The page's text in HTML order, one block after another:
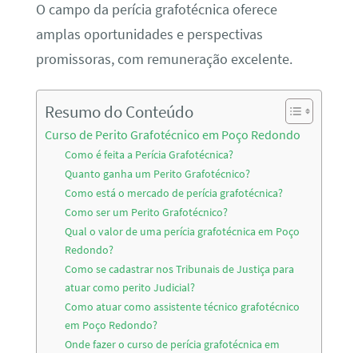
O campo da perícia grafotécnica oferece
amplas oportunidades e perspectivas
promissoras, com remuneração excelente.
Resumo do Conteúdo
Curso de Perito Grafotécnico em Poço Redondo
Como é feita a Perícia Grafotécnica?
Quanto ganha um Perito Grafotécnico?
Como está o mercado de perícia grafotécnica?
Como ser um Perito Grafotécnico?
Qual o valor de uma perícia grafotécnica em Poço
Redondo?
Como se cadastrar nos Tribunais de Justiça para
atuar como perito Judicial?
Como atuar como assistente técnico grafotécnico
em Poço Redondo?
Onde fazer o curso de perícia grafotécnica em